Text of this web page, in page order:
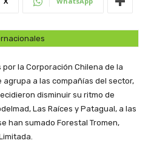
la Corporación Chilena de la
a las compañías del sector,
disminuir su ritmo de
Las Raíces y Patagual, a las
han sumado Forestal Tromen,